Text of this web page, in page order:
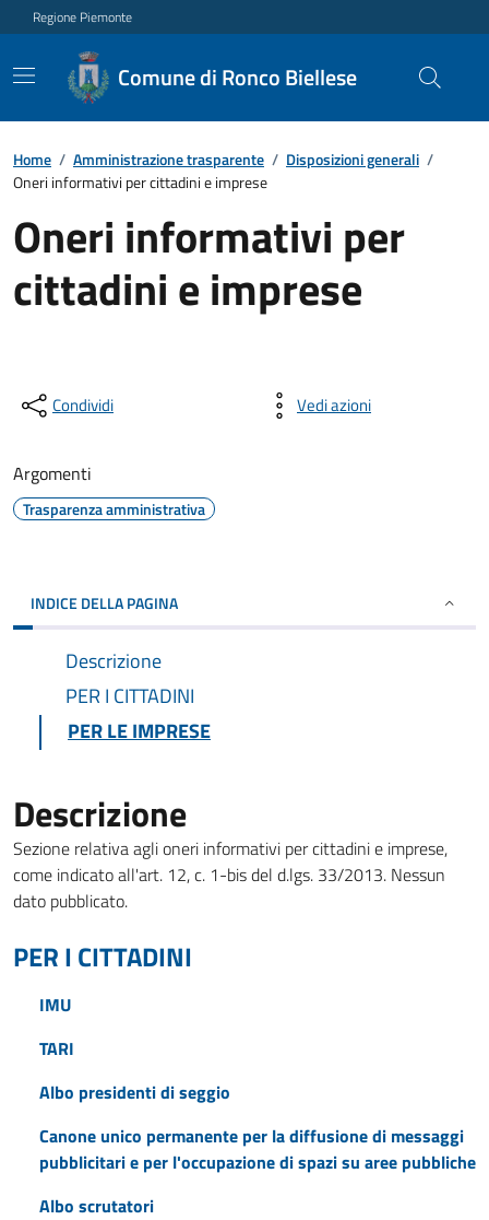
Regione Piemonte
Comune di Ronco Biellese
Home / Amministrazione trasparente / Disposizioni generali /
Oneri informativi per cittadini e imprese
Oneri informativi per
cittadini e imprese
Condividi Vedi azioni
Argomenti
Trasparenza amministrativa
INDICE DELLA PAGINA
Descrizione
PER I CITTADINI
PER LE IMPRESE
Descrizione
Sezione relativa agli oneri informativi per cittadini e imprese,
come indicato all'art. 12, c. 1-bis del d.lgs. 33/2013. Nessun
dato pubblicato.
PER I CITTADINI
IMU
TARI
Albo presidenti di seggio
Canone unico permanente per la diffusione di messaggi
pubblicitari e per l'occupazione di spazi su aree pubbliche
Albo scrutatori